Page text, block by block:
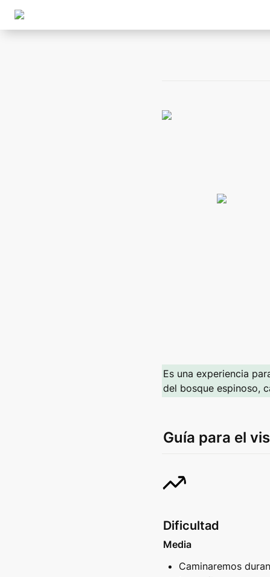
Es una experiencia
del bosque espinoso,
Guía para el
Dificultad
Media
Caminaremos